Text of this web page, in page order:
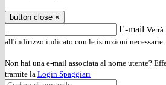
button close ×
E-mail
all'indirizzo indicato con le istruzioni necessarie.
Non hai una e-mail associata al nome utente?
tramite la Login Spaggiari